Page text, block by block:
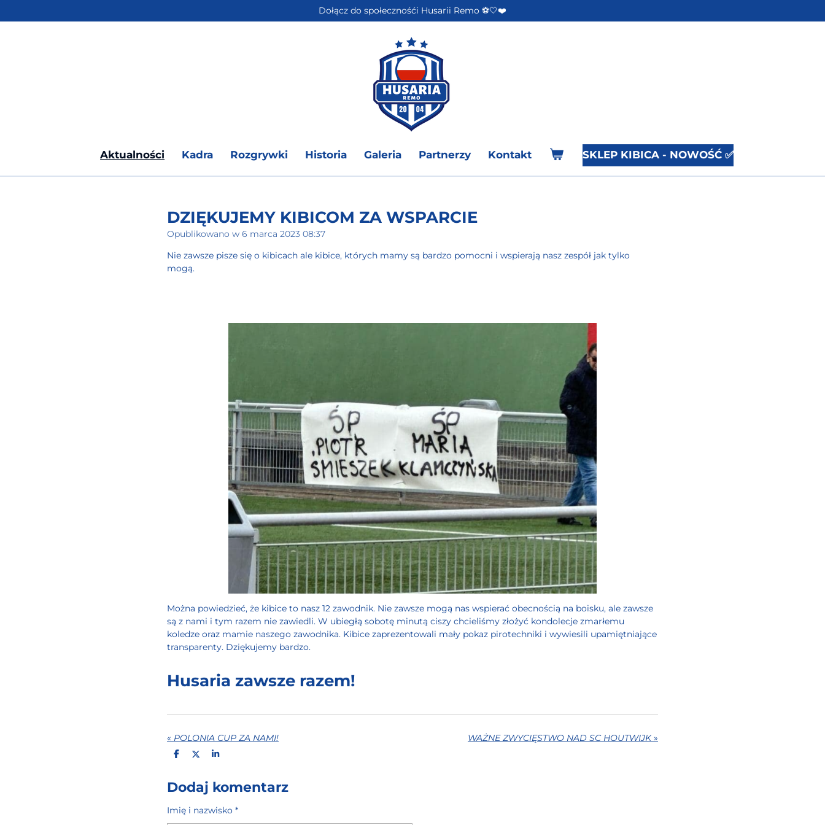
do
Dołącz do społecznośći Husarii Remo ⚽️🤍❤️
Aktualności Kadra Rozgrywki Historia Galeria Partnerzy Kontakt SKLEP KIBICA - NOWOŚĆ ✅
DZIĘKUJEMY KIBICOM ZA WSPARCIE
Opublikowano w 6 marca 2023 08:37
Nie zawsze pisze się o kibicach ale kibice, których mamy są bardzo pomocni i wspierają nasz zespół jak tylko
mogą.
Można powiedzieć, że kibice to nasz 12 zawodnik. Nie zawsze mogą nas wspierać obecnością na boisku, ale zawsze
są z nami i tym razem nie zawiedli. W ubiegłą sobotę minutą ciszy chcieliśmy złożyć kondolecje zmarłemu
koledze oraz mamie naszego zawodnika. Kibice zaprezentowali mały pokaz pirotechniki i wywiesili upamiętniające
transparenty. Dziękujemy bardzo.
Husaria zawsze razem!
« POLONIA CUP ZA NAMI! WAŻNE ZWYCIĘSTWO NAD SC HOUTWIJK »
U
S
T
P
U
S
T
P
U
S
T
P
Dodaj komentarz
Imię i nazwisko *